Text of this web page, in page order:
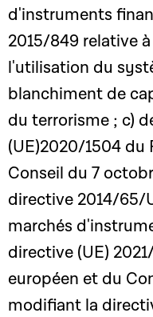
d'instruments
2015/849 relative
l'utilisation du
blanchiment de
du terrorisme ; c)
(UE)2020/1504 du
Conseil du 7
directive 2014/65/
marchés
directive (UE)
européen et du
modifiant la